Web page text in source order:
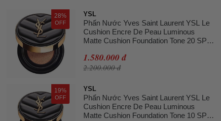
28%
OFF
YSL
Phấn Nước Yves Saint Laurent YSL Le
Cushion Encre De Peau Luminous
Matte Cushion Foundation Tone 20 SPF
1.580.000 đ
2.200.000 đ
19%
OFF
YSL
Phấn Nước Yves Saint Laurent YSL Le
Cushion Encre De Peau Luminous
Matte Cushion Foundation Tone 10 SPF